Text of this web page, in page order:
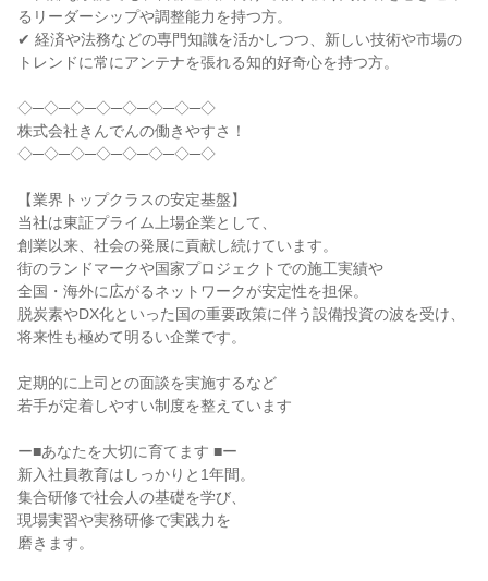
るリーダーシップや調整能力を持つ方。
✔ 経済や法務などの専門知識を活かしつつ、新しい技術や市場の
トレンドに常にアンテナを張れる知的好奇心を持つ方。
◇─◇─◇─◇─◇─◇─◇─◇
株式会社きんでんの働きやすさ！
◇─◇─◇─◇─◇─◇─◇─◇
【業界トップクラスの安定基盤】
当社は東証プライム上場企業として、
創業以来、社会の発展に貢献し続けています。
街のランドマークや国家プロジェクトでの施工実績や
全国・海外に広がるネットワークが安定性を担保。
脱炭素やDX化といった国の重要政策に伴う設備投資の波を受け、
将来性も極めて明るい企業です。
定期的に上司との面談を実施するなど
若手が定着しやすい制度を整えています
ー■あなたを大切に育てます ■ー
新入社員教育はしっかりと1年間。
集合研修で社会人の基礎を学び、
現場実習や実務研修で実践力を
磨きます。